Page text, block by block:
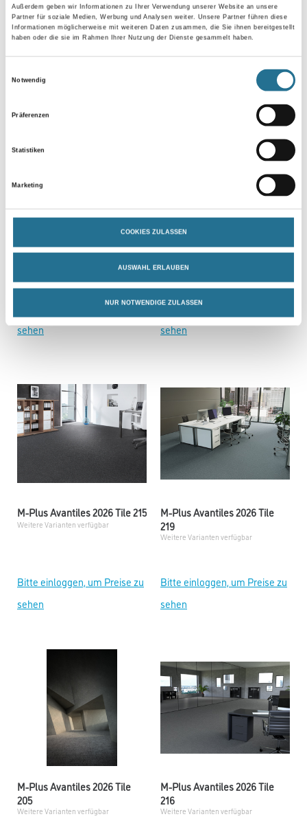
Außerdem geben wir Informationen zu Ihrer Verwendung unserer Website an unsere
Partner für soziale Medien, Werbung und Analysen weiter. Unsere Partner führen diese
Informationen möglicherweise mit weiteren Daten zusammen, die Sie ihnen bereitgestellt
haben oder die sie im Rahmen Ihrer Nutzung der Dienste gesammelt haben.
Notwendig
Präferenzen
Statistiken
Marketing
COOKIES ZULASSEN
AUSWAHL ERLAUBEN
NUR NOTWENDIGE ZULASSEN
Bitte einloggen, um Preise zu
sehen
Bitte einloggen, um Preise zu
sehen
M-Plus Avantiles 2026 Tile 217
Weitere Varianten verfügbar
Bitte einloggen, um Preise zu
sehen
M-Plus Avantiles 2026 Tile
206
Weitere Varianten verfügbar
Bitte einloggen, um Preise zu
sehen
M-Plus Avantiles 2026 Tile 215
Weitere Varianten verfügbar
Bitte einloggen, um Preise zu
sehen
M-Plus Avantiles 2026 Tile
219
Weitere Varianten verfügbar
Bitte einloggen, um Preise zu
sehen
M-Plus Avantiles 2026 Tile
205
Weitere Varianten verfügbar
M-Plus Avantiles 2026 Tile
216
Weitere Varianten verfügbar